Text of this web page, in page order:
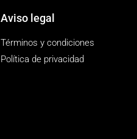
Aviso legal
Términos y condiciones
Política de privacidad